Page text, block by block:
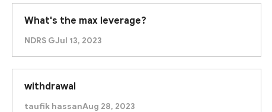
What's the max leverage?
NDRS GJul 13, 2023
withdrawal
taufik hassanAug 28, 2023